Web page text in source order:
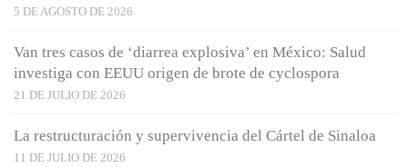
5 DE AGOSTO DE 2026
Van tres casos de ‘diarrea explosiva’ en México: Salud
investiga con EEUU origen de brote de cyclospora
21 DE JULIO DE 2026
La restructuración y supervivencia del Cártel de Sinaloa
11 DE JULIO DE 2026